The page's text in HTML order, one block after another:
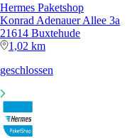
Hermes Paketshop
Konrad Adenauer Allee 3a
21614 Buxtehude
1,02 km
geschlossen